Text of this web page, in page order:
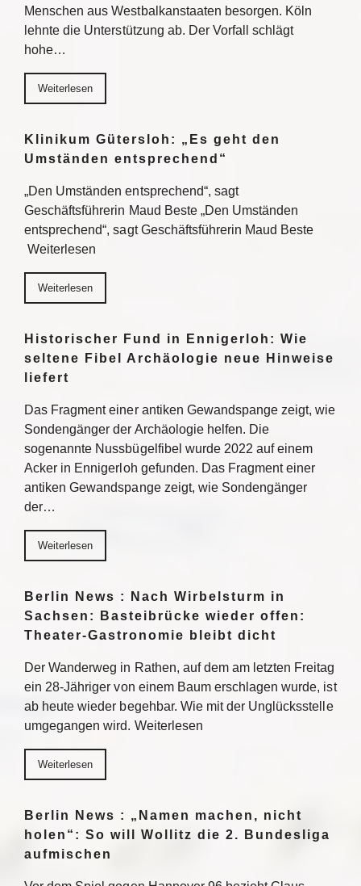
Menschen aus Westbalkanstaaten besorgen. Köln
lehnte die Unterstützung ab. Der Vorfall schlägt
hohe…
Weiterlesen
Klinikum Gütersloh: „Es geht den
Umständen entsprechend“
„Den Umständen entsprechend“, sagt
Geschäftsführerin Maud Beste „Den Umständen
entsprechend“, sagt Geschäftsführerin Maud Beste
Weiterlesen
Weiterlesen
Historischer Fund in Ennigerloh: Wie
seltene Fibel Archäologie neue Hinweise
liefert
Das Fragment einer antiken Gewandspange zeigt, wie
Sondengänger der Archäologie helfen. Die
sogenannte Nussbügelfibel wurde 2022 auf einem
Acker in Ennigerloh gefunden. Das Fragment einer
antiken Gewandspange zeigt, wie Sondengänger
der…
Weiterlesen
Berlin News : Nach Wirbelsturm in
Sachsen: Basteibrücke wieder offen:
Theater-Gastronomie bleibt dicht
Der Wanderweg in Rathen, auf dem am letzten Freitag
ein 28-Jähriger von einem Baum erschlagen wurde, ist
ab heute wieder begehbar. Wie mit der Unglücksstelle
umgegangen wird. Weiterlesen
Weiterlesen
Berlin News : „Namen machen, nicht
holen“: So will Wollitz die 2. Bundesliga
aufmischen